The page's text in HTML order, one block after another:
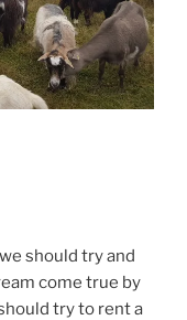
should try and
come true by
try to rent a